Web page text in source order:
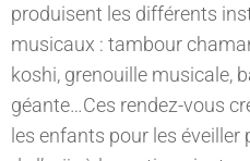
produisent les différents
musicaux : tambour
koshi, grenouille musicale,
géante…Ces rendez-vous
les enfants pour les éveiller